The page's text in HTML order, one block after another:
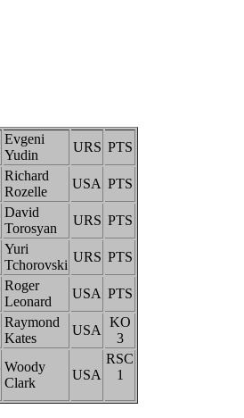
Evgeni
Yudin
URS PTS
Richard
Rozelle
USA PTS
David
Torosyan
URS PTS
Yuri
Tchorovski
URS PTS
Roger
Leonard
USA PTS
Raymond
Kates
USA
KO
3
Woody
Clark
USA
RSC
1